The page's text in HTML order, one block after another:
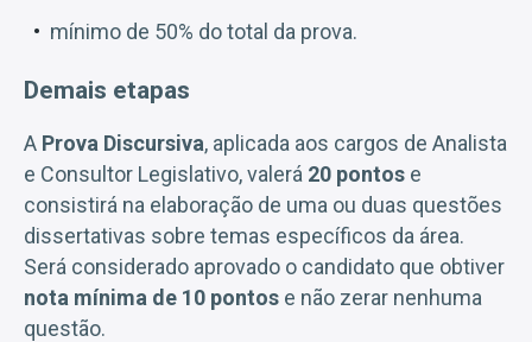
mínimo de 50% do total da prova.
Demais etapas
A Prova Discursiva, aplicada aos cargos de Analista
e Consultor Legislativo, valerá 20 pontos e
consistirá na elaboração de uma ou duas questões
dissertativas sobre temas específicos da área.
Será considerado aprovado o candidato que obtiver
nota mínima de 10 pontos e não zerar nenhuma
questão.